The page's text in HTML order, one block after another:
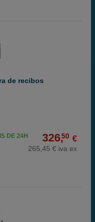
de recibos
326,50 €
265,45 € iva ex
DE 24H